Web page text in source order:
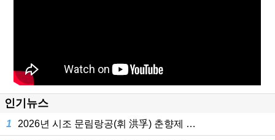
인기뉴스
1 2026년 시조 문림랑공(휘 洪孚) 춘향제 …